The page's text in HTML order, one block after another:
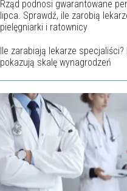
Rząd podnosi gwarantowane
lipca. Sprawdź, ile zarobią
pielęgniarki i ratownicy
Ile zarabiają lekarze specjaliści?
pokazują skalę wynagrodzeń